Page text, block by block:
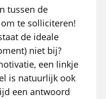
tussen de
te solliciteren!
de ideale
niet bij?
een linkje
is natuurlijk ook
een antwoord